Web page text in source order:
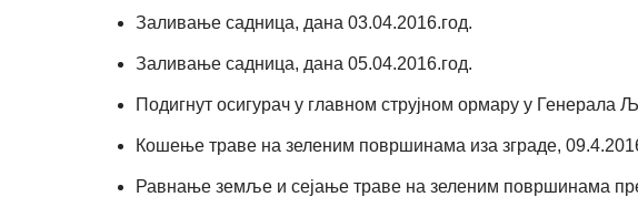
Заливање садница, дана 03.04.2016.год.
Заливање садница, дана 05.04.2016.год.
Подигнут осигурач у главном струјном ормару у
Кошење траве на зеленим површинама иза зграде,
Равнање земље и сејање траве на зеленим површинама